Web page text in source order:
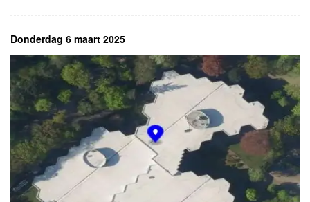
Donderdag 6 maart 2025